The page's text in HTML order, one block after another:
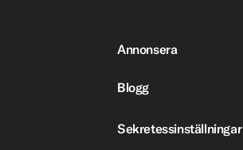
Annonsera
Blogg
Sekretessinställningar